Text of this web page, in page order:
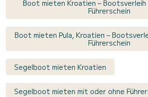
Boot mieten Kroatien –
Führerschein
Boot mieten Pula, Kroatien –
Führerschein
Segelboot mieten Kroatien
Segelboot mieten mit oder ohne